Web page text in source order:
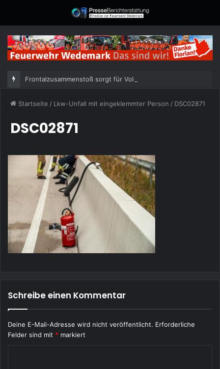
Frontalzusammenstoß sorgt für Vollsperrung
Startseite / Lkw-Unfall mit eingeklemmter Person / DSC02871
DSC02871
Schreibe einen Kommentar
Deine E-Mail-Adresse wird nicht veröffentlicht. Erforderliche
Felder sind mit * markiert